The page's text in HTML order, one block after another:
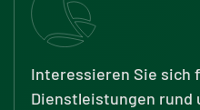
Interessieren Sie sich
Dienstleistungen rund